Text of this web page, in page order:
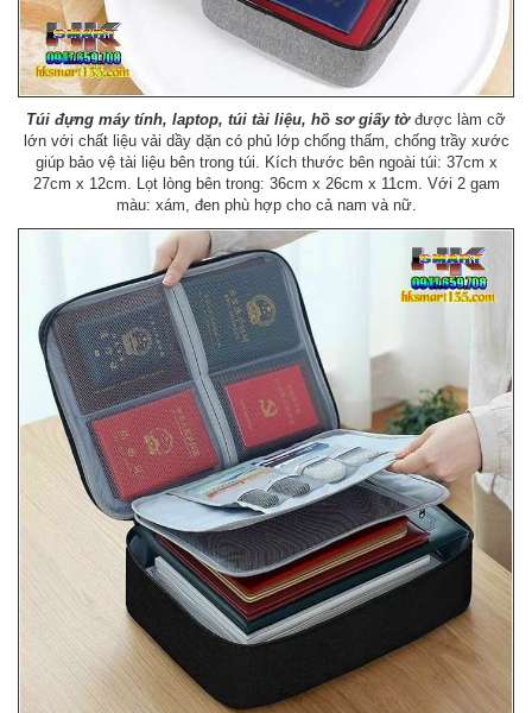
Túi đựng máy tính, laptop, túi tài liệu, hồ sơ giấy tờđược làm cỡ
lớn với chất liệu vải dầy dặn có phủ lớp chống thấm, chống trầy xước
giúp bảo vệ tài liệu bên trong túi. Kích thước bên ngoài túi: 37cm x
27cm x 12cm. Lọt lòng bên trong: 36cm x 26cm x 11cm. Với 2 gam
màu: xám, đen phù hợp cho cả nam và nữ.